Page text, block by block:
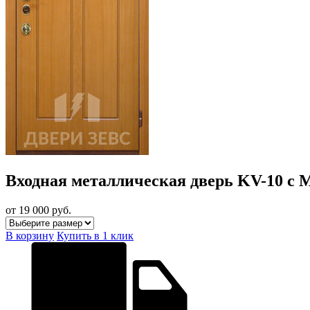
Входная металлическая дверь KV-10
от 19 000 руб.
В корзину Купить в 1 клик